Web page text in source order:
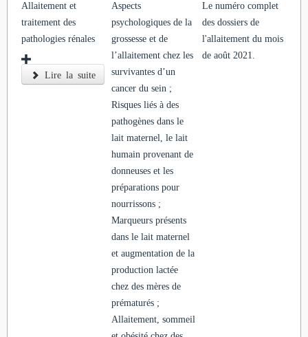
Allaitement et
traitement des
pathologies rénales
Lire la suite
Aspects
psychologiques de la
grossesse et de
l’allaitement chez les
survivantes d’un
cancer du sein ;
Risques liés à des
pathogènes dans le
lait maternel, le lait
humain provenant de
donneuses et les
préparations pour
nourrissons ;
Marqueurs présents
dans le lait maternel
et augmentation de la
production lactée
chez des mères de
prématurés ;
Allaitement, sommeil
Le numéro complet
des dossiers de
l'allaitement du mois
de août 2021.